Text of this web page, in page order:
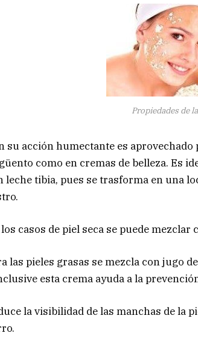
Propiedades de
su acción humectante es
como en cremas de belleza. Es
leche tibia, pues se trasforma en una
casos de piel seca se puede mezclar
las pieles grasas se mezcla con jugo
esta crema ayuda a la
la visibilidad de las manchas de la